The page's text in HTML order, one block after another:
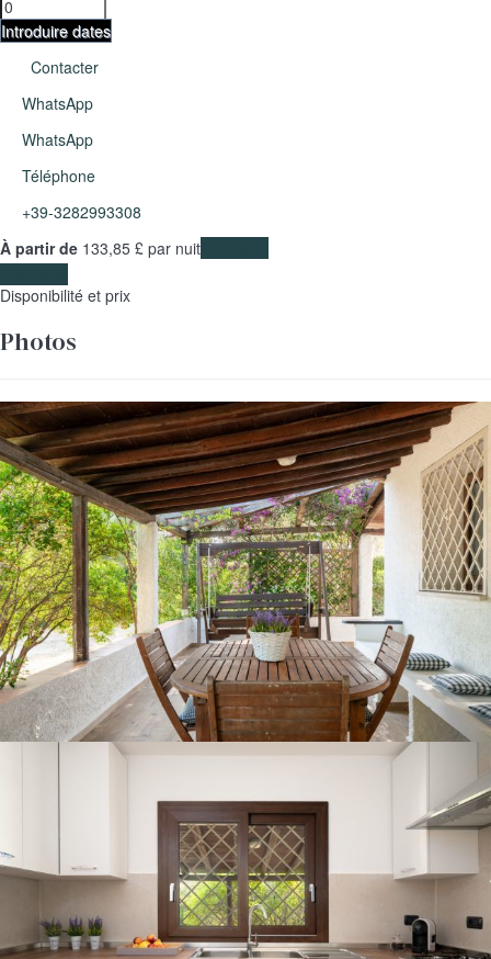
Introduire dates
Contacter
WhatsApp
WhatsApp
Téléphone
+39-3282993308
À partir de 133,85 £ par nuit
Disponibilité et prix
Photos